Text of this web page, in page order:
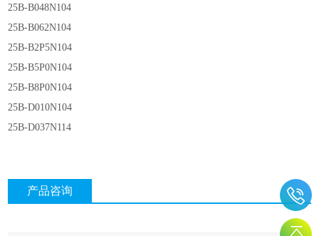
25B-B048N104
25B-B062N104
25B-B2P5N104
25B-B5P0N104
25B-B8P0N104
25B-D010N104
25B-D037N114
产品咨询